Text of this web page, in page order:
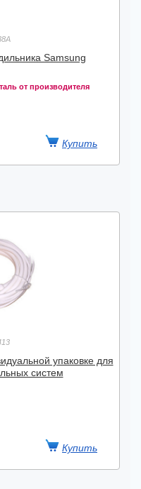
Samsung
от производителя
упаковке для
систем